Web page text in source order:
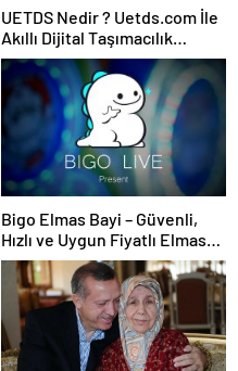
UETDS Nedir ? Uetds.com İle
Akıllı Dijital Taşımacılık
Yazılımı
Bigo Elmas Bayi – Güvenli,
Hızlı ve Uygun Fiyatlı Elmas
Satın Almanın Yeni Adresi